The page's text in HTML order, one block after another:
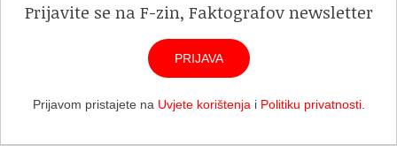
Prijavite se na F-zin, Faktografov newsletter
PRIJAVA
Prijavom pristajete na Uvjete korištenja i Politiku privatnosti.